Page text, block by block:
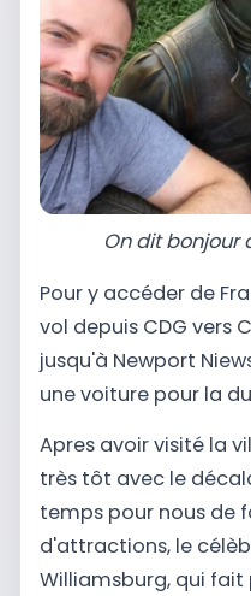
On dit bonjour
Pour y accéder de
vol depuis CDG vers
jusqu'à Newport
une voiture pour la
Apres avoir visité la
très tôt avec le
temps pour nous de
d'attractions, le
Williamsburg, qui